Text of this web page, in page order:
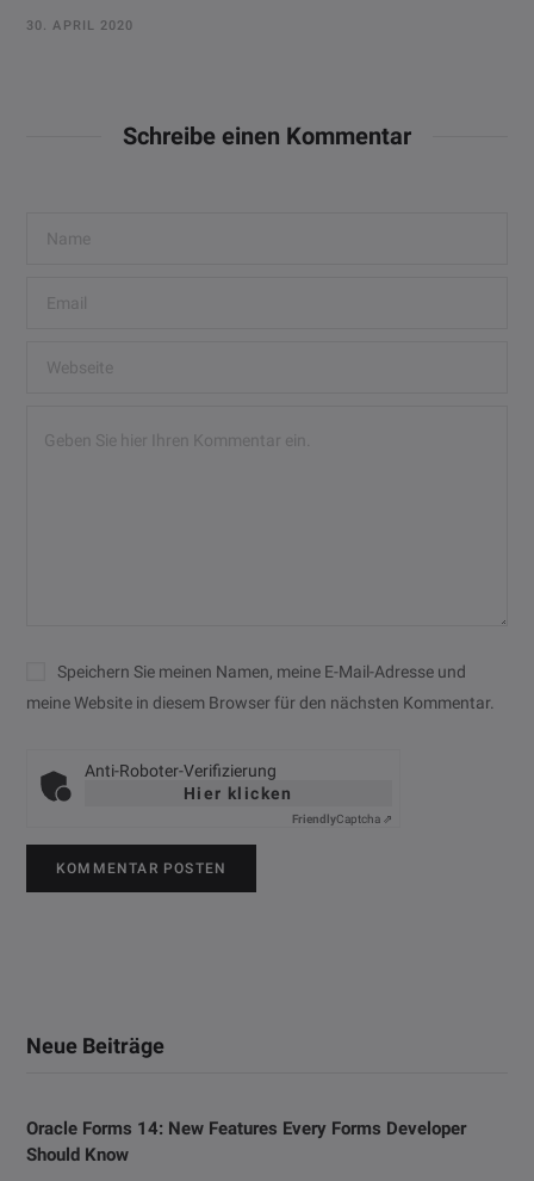
30. APRIL 2020
Schreibe einen Kommentar
Speichern Sie meinen Namen, meine E-Mail-Adresse und
meine Website in diesem Browser für den nächsten Kommentar.
Anti-Roboter-Verifizierung
Hier klicken
FriendlyCaptcha ⇗
Neue Beiträge
Oracle Forms 14: New Features Every Forms Developer
Should Know